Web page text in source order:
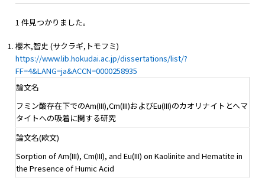
1 件見つかりました。
櫻木,智史 (サクラギ,トモフミ)
https://www.lib.hokudai.ac.jp/dissertations/list/?
FF=4&LANG=ja&ACCN=0000258935
論文名
フミン酸存在下でのAm(III),Cm(III)およびEu(III)のカオリナイトとへマ
タイトへの吸着に関する研究
論文名(欧文)
Sorption of Am(III), Cm(III), and Eu(III) on Kaolinite and Hematite in
the Presence of Humic Acid